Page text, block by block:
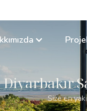
Diyarbakır
Size en